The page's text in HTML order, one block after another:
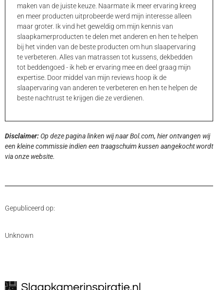
maken van de juiste keuze. Naarmate ik meer ervaring kreeg
en meer producten uitprobeerde werd mijn interesse alleen
maar groter. Ik vind het geweldig om mijn kennis van
slaapkamerproducten te delen met anderen en hen te helpen
bij het vinden van de beste producten om hun slaapervaring
te verbeteren. Alles van matrassen tot kussens, dekbedden
tot beddengoed - ik heb er ervaring mee en deel graag mijn
expertise. Door middel van mijn reviews hoop ik de
slaapervaring van anderen te verbeteren en hen te helpen de
beste nachtrust te krijgen die ze verdienen.
Disclaimer: Op deze pagina linken wij naar Bol.com, hier ontvangen wij
een kleine commissie indien een traagschuim kussen aangekocht wordt
via onze website.
Gepubliceerd op:
Unknown